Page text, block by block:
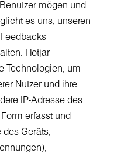
mögen und
es uns, unseren
Hotjar
Technologien, um
Nutzer und ihre
IP-Adresse des
erfasst und
Geräts,